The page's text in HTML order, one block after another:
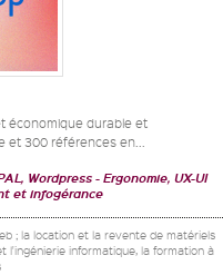
économique durable et
et 300 références en...
Wordpress
Ergonomie, UX-UI
et infogérance
; la location et la revente de matériels
l'ingénierie informatique, la formation à